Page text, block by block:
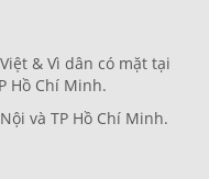
& Vì dân có mặt tại
Hồ Chí Minh.
và TP Hồ Chí Minh.